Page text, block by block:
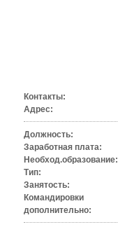
Контакты:
Адрес:
Должность:
Заработная плата:
Необход.образование:
Тип:
Занятость:
Командировки
дополнительно: